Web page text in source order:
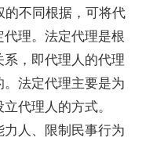
不同根据，可将代
理。法定代理是根
，即代理人的代理
法定代理主要是为
代理人的方式。
力人、限制民事行为